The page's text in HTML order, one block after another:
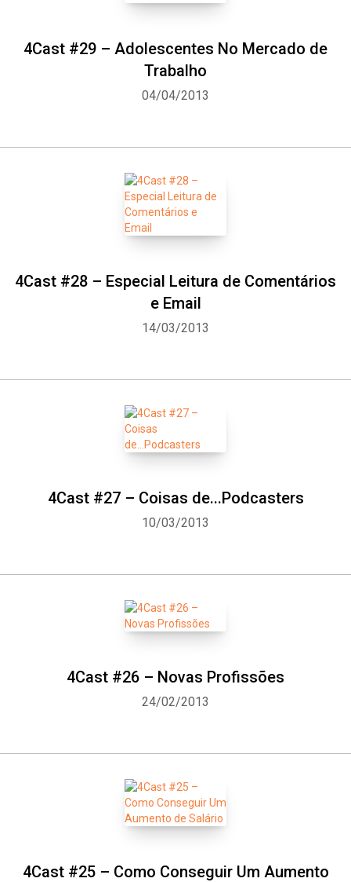
4Cast #29 – Adolescentes No Mercado de
Trabalho
04/04/2013
4Cast #28 – Especial Leitura de Comentários
e Email
14/03/2013
4Cast #27 – Coisas de...Podcasters
10/03/2013
4Cast #26 – Novas Profissões
24/02/2013
4Cast #25 – Como Conseguir Um Aumento